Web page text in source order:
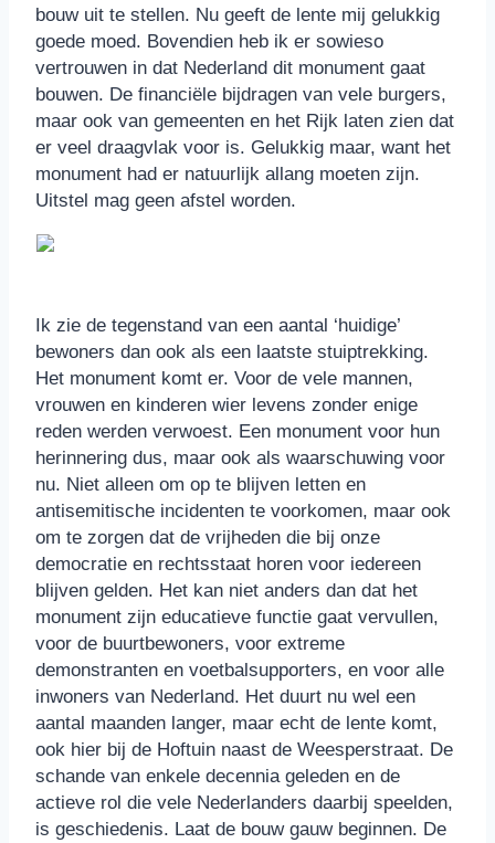
bouw uit te stellen. Nu geeft de lente mij gelukkig
goede moed. Bovendien heb ik er sowieso
vertrouwen in dat Nederland dit monument gaat
bouwen. De financiële bijdragen van vele burgers,
maar ook van gemeenten en het Rijk laten zien dat
er veel draagvlak voor is. Gelukkig maar, want het
monument had er natuurlijk allang moeten zijn.
Uitstel mag geen afstel worden.
Ik zie de tegenstand van een aantal ‘huidige’
bewoners dan ook als een laatste stuiptrekking.
Het monument komt er. Voor de vele mannen,
vrouwen en kinderen wier levens zonder enige
reden werden verwoest. Een monument voor hun
herinnering dus, maar ook als waarschuwing voor
nu. Niet alleen om op te blijven letten en
antisemitische incidenten te voorkomen, maar ook
om te zorgen dat de vrijheden die bij onze
democratie en rechtsstaat horen voor iedereen
blijven gelden. Het kan niet anders dan dat het
monument zijn educatieve functie gaat vervullen,
voor de buurtbewoners, voor extreme
demonstranten en voetbalsupporters, en voor alle
inwoners van Nederland. Het duurt nu wel een
aantal maanden langer, maar echt de lente komt,
ook hier bij de Hoftuin naast de Weesperstraat. De
schande van enkele decennia geleden en de
actieve rol die vele Nederlanders daarbij speelden,
is geschiedenis. Laat de bouw gauw beginnen. De